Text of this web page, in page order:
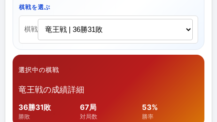
棋戦を選ぶ
棋戦
選択中の棋戦
竜王戦の成績詳細
36勝31敗
勝敗
67局
対局数
53%
勝率